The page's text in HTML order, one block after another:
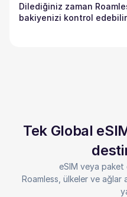
Dilediğiniz zaman
bakiyenizi kontrol
Tek Global
eSIM veya paket
Roamless, ülkeler ve ağlar